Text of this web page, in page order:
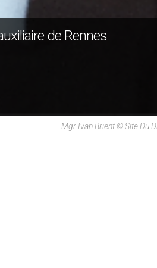
de Rennes
Mgr Ivan Brient © Site Du